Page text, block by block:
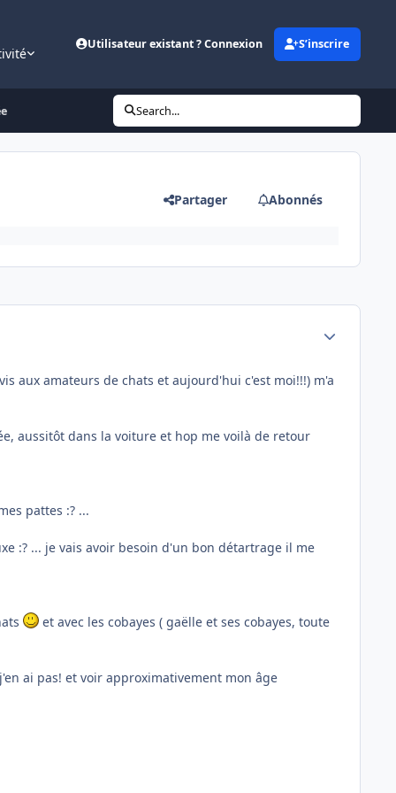
Utilisateur existant ? Connexion S’inscrire
Search...
Partager Abonnés
aux amateurs de chats et aujourd'hui c'est moi!!!) m'a
aussitôt dans la voiture et hop me voilà de retour
pattes :? ...
:? ... je vais avoir besoin d'un bon détartrage il me
et avec les cobayes ( gaëlle et ses cobayes, toute
ai pas! et voir approximativement mon âge